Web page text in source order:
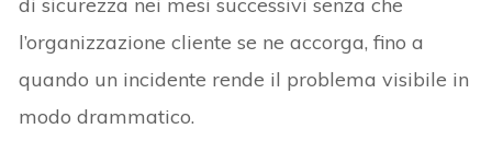
l’organizzazione cliente se ne accorga, fino a
quando un incidente rende il problema visibile in
modo drammatico.